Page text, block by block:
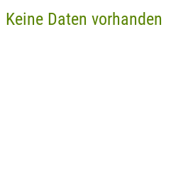
Keine Daten vorhanden